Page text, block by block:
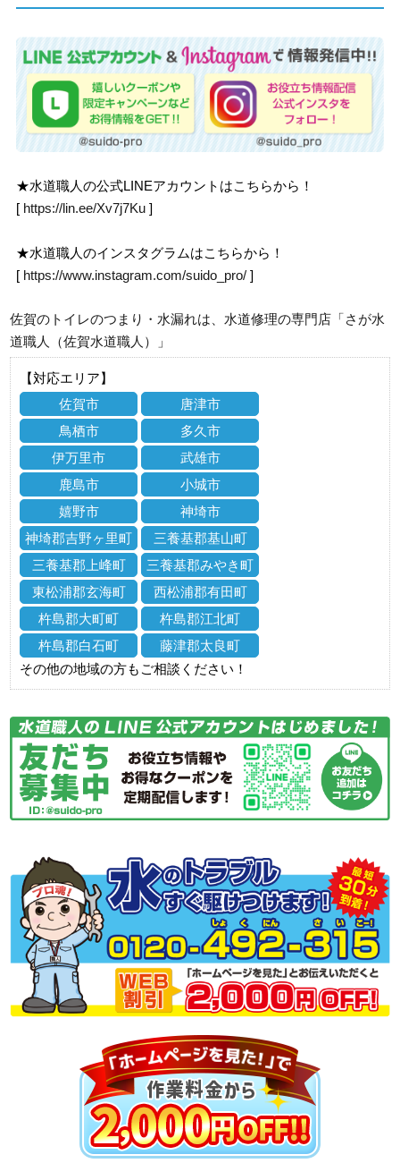
★水道職人の公式LINEアカウントはこちらから！
[ https://lin.ee/Xv7j7Ku ]
★水道職人のインスタグラムはこちらから！
[ https://www.instagram.com/suido_pro/ ]
佐賀のトイレのつまり・水漏れは、水道修理の専門店「さが水
道職人（佐賀水道職人）」
【対応エリア】
佐賀市
唐津市
鳥栖市
多久市
伊万里市
武雄市
鹿島市
小城市
嬉野市
神埼市
神埼郡吉野ヶ里町
三養基郡基山町
三養基郡上峰町
三養基郡みやき町
東松浦郡玄海町
西松浦郡有田町
杵島郡大町町
杵島郡江北町
杵島郡白石町
藤津郡太良町
その他の地域の方もご相談ください！